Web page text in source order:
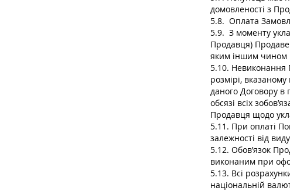
домовленості з
5.8. Оплата
5.9. З моменту
Продавця)
яким іншим чином
5.10. Невиконання
розмірі,
даного Договору в
обсязі всіх
Продавця щодо
5.11. При оплаті
залежності від
5.12. Обов’язок
виконаним при
5.13. Всі
національній